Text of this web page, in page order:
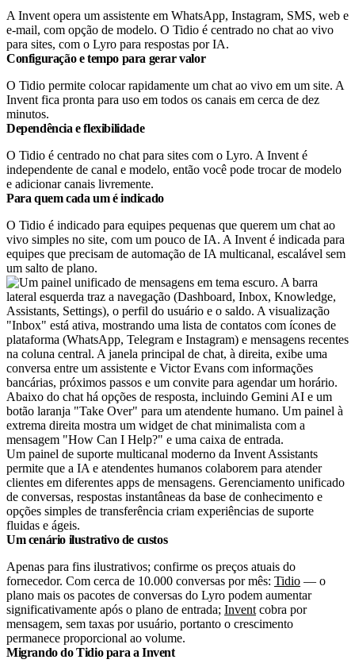
A Invent opera um assistente em WhatsApp, Instagram, SMS, web e
e-mail, com opção de modelo. O Tidio é centrado no chat ao vivo
para sites, com o Lyro para respostas por IA.
Configuração e tempo para gerar valor
O Tidio permite colocar rapidamente um chat ao vivo em um site. A
Invent fica pronta para uso em todos os canais em cerca de dez
minutos.
Dependência e flexibilidade
O Tidio é centrado no chat para sites com o Lyro. A Invent é
independente de canal e modelo, então você pode trocar de modelo
e adicionar canais livremente.
Para quem cada um é indicado
O Tidio é indicado para equipes pequenas que querem um chat ao
vivo simples no site, com um pouco de IA. A Invent é indicada para
equipes que precisam de automação de IA multicanal, escalável sem
um salto de plano.
Um painel de suporte multicanal moderno da Invent Assistants
permite que a IA e atendentes humanos colaborem para atender
clientes em diferentes apps de mensagens. Gerenciamento unificado
de conversas, respostas instantâneas da base de conhecimento e
opções simples de transferência criam experiências de suporte
fluidas e ágeis.
Um cenário ilustrativo de custos
Apenas para fins ilustrativos; confirme os preços atuais do
fornecedor. Com cerca de 10.000 conversas por mês: Tidio — o
plano mais os pacotes de conversas do Lyro podem aumentar
significativamente após o plano de entrada; Invent cobra por
mensagem, sem taxas por usuário, portanto o crescimento
permanece proporcional ao volume.
Migrando do Tidio para a Invent